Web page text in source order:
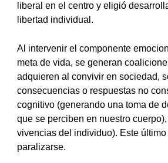
liberal en el centro y eligió
libertad individual.
Al intervenir el componente
meta de vida, se generan
adquieren al convivir en sociedad,
consecuencias o respuestas no
cognitivo (generando una toma de
que se perciben en nuestro
vivencias del individuo). Este
paralizarse.